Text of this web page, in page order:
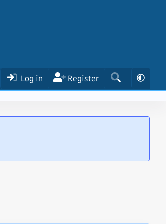
Log in Register